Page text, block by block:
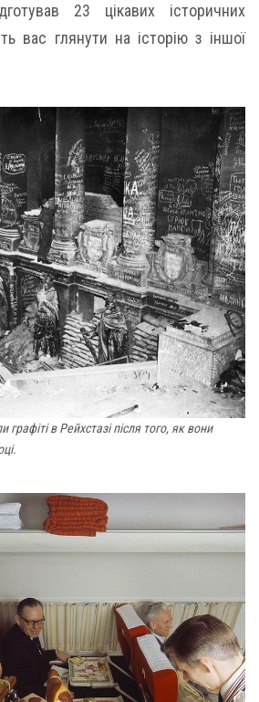
23 цікавих історичних
вас глянути на історію з іншої
графіті в Рейхстазі після того, як вони